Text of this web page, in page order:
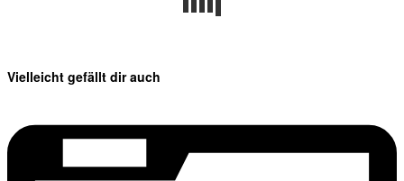
Vielleicht gefällt dir auch